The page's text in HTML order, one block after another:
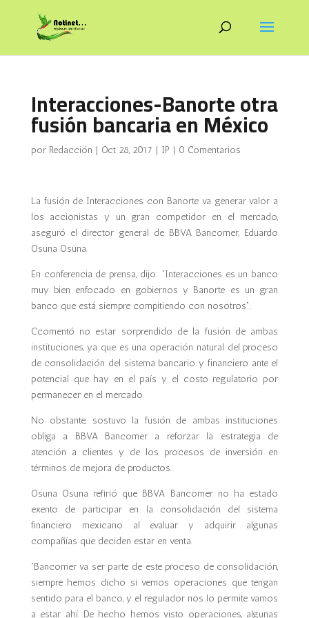
Interacciones-Banorte otra
fusión bancaria en México
por Redacción | Oct 28, 2017 | IP | 0 Comentarios
La fusión de Interacciones con Banorte va generar valor a
los accionistas y un gran competidor en el mercado,
aseguró el director general de BBVA Bancomer, Eduardo
Osuna Osuna.
En conferencia de prensa, dijo: “Interacciones es un banco
muy bien enfocado en gobiernos y Banorte es un gran
banco que está siempre compitiendo con nosotros”.
Ccomentó no estar sorprendido de la fusión de ambas
instituciones, ya que es una operación natural del proceso
de consolidación del sistema bancario y financiero ante el
potencial que hay en el país y el costo regulatorio por
permanecer en el mercado.
No obstante, sostuvo la fusión de ambas instituciones
obliga a BBVA Bancomer a reforzar la estrategia de
atención a clientes y de los procesos de inversión en
términos de mejora de productos.
Osuna Osuna refirió que BBVA Bancomer no ha estado
exento de participar en la consolidación del sistema
financiero mexicano al evaluar y adquirir algunas
compañías que deciden estar en venta.
“Bancomer va ser parte de este proceso de consolidación,
siempre hemos dicho si vemos operaciones que tengan
sentido para el banco, y el regulador nos lo permite vamos
a estar ahí. De hecho hemos visto operaciones, algunas